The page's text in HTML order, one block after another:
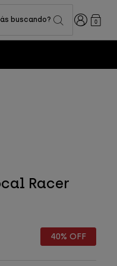
buscando? Iniciar0
Racer
40% OFF